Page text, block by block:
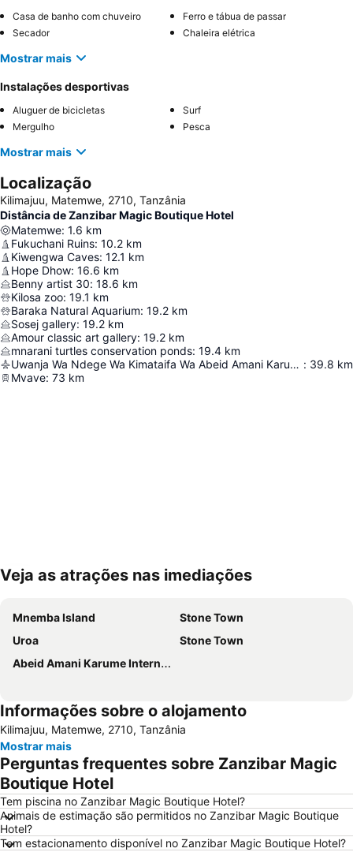
Casa de banho com chuveiro
Ferro e tábua de passar
Secador
Chaleira elétrica
Mostrar mais
Instalações desportivas
Aluguer de bicicletas
Surf
Mergulho
Pesca
Mostrar mais
Localização
Kilimajuu, Matemwe, 2710, Tanzânia
Distância de Zanzibar Magic Boutique Hotel
Matemwe: 1.6 km
Fukuchani Ruins: 10.2 km
Kiwengwa Caves: 12.1 km
Hope Dhow: 16.6 km
Benny artist 30: 18.6 km
Kilosa zoo: 19.1 km
Baraka Natural Aquarium: 19.2 km
Sosej gallery: 19.2 km
Amour classic art gallery: 19.2 km
mnarani turtles conservation ponds: 19.4 km
Uwanja Wa Ndege Wa Kimataifa Wa Abeid Amani Karume : 39.8 km
Mvave: 73 km
Ampliar mapa
Veja as atrações nas imediações
Mnemba Island
Stone Town
Uroa
Stone Town
Abeid Amani Karume International Airport
Informações sobre o alojamento
Kilimajuu, Matemwe, 2710, Tanzânia
Mostrar mais
Perguntas frequentes sobre Zanzibar Magic
Boutique Hotel
Tem piscina no Zanzibar Magic Boutique Hotel?
Animais de estimação são permitidos no Zanzibar Magic Boutique
Hotel?
Tem estacionamento disponível no Zanzibar Magic Boutique Hotel?